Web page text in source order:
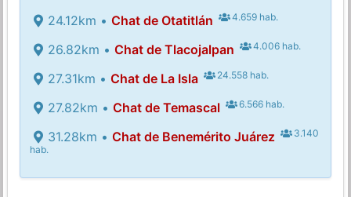
24.12km • Chat de Otatitlán 4.659 hab.
26.82km • Chat de Tlacojalpan 4.006 hab.
27.31km • Chat de La Isla 24.558 hab.
27.82km • Chat de Temascal 6.566 hab.
31.28km • Chat de Benemérito Juárez
3.140
hab.